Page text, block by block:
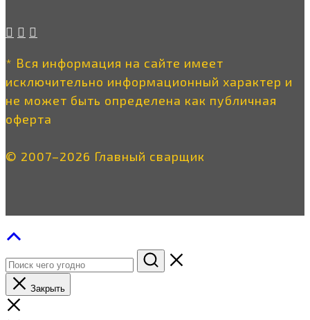
* Вся информация на сайте имеет
исключительно информационный характер и
не может быть определена как публичная
оферта
© 2007–2026 Главный сварщик
Закрыть